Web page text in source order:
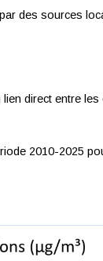
des sources
direct entre
2010-2025